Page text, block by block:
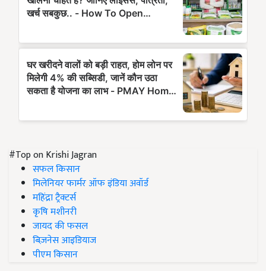
#Top on Krishi Jagran
सफल किसान
मिलेनियर फार्मर ऑफ इंडिया अवॉर्ड
महिंद्रा ट्रैक्टर्स
कृषि मशीनरी
जायद की फसल
बिज़नेस आइडियाज
पीएम किसान